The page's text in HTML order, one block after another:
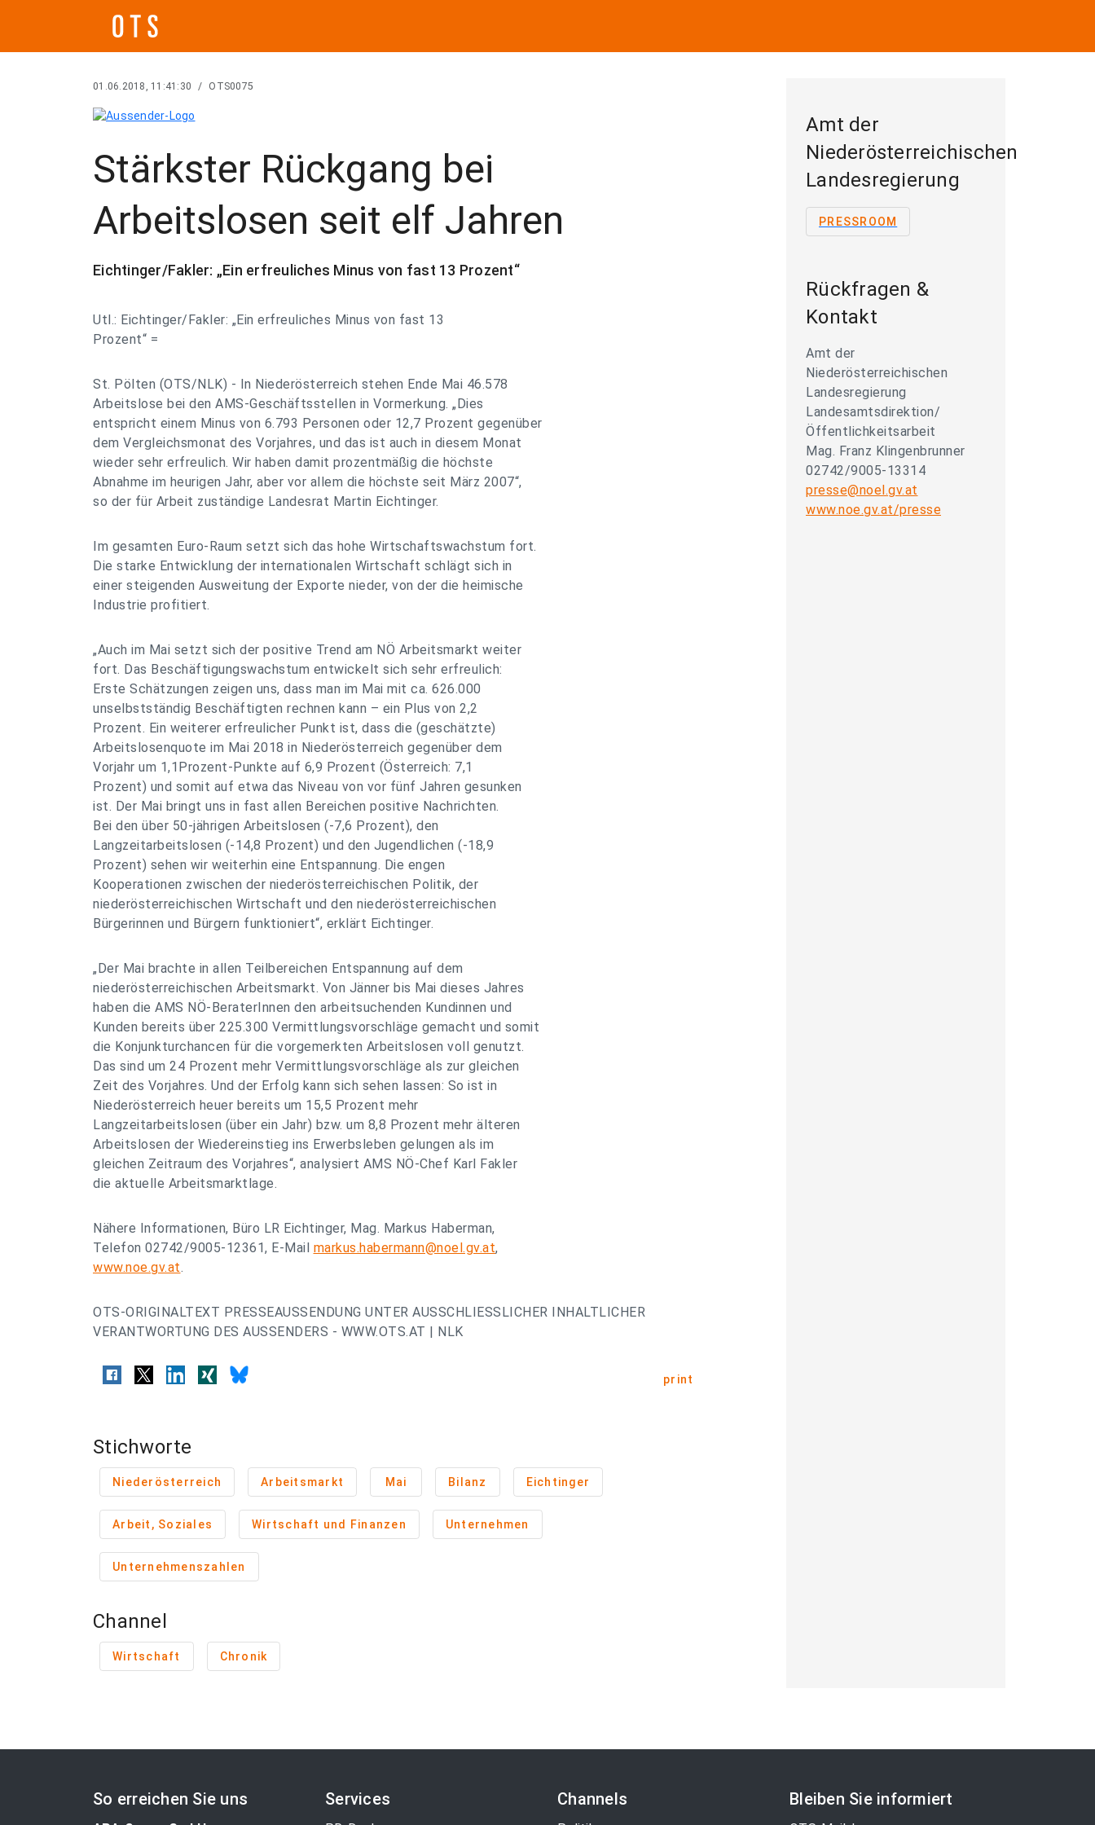
01.06.2018, 11:41:30 / OTS0075
Stärkster Rückgang bei
Arbeitslosen seit elf Jahren
Eichtinger/Fakler: „Ein erfreuliches Minus von fast 13 Prozent“
Utl.: Eichtinger/Fakler: „Ein erfreuliches Minus von fast 13
Prozent“ =
St. Pölten (OTS/NLK) - In Niederösterreich stehen Ende Mai 46.578
Arbeitslose bei den AMS-Geschäftsstellen in Vormerkung. „Dies
entspricht einem Minus von 6.793 Personen oder 12,7 Prozent gegenüber
dem Vergleichsmonat des Vorjahres, und das ist auch in diesem Monat
wieder sehr erfreulich. Wir haben damit prozentmäßig die höchste
Abnahme im heurigen Jahr, aber vor allem die höchste seit März 2007“,
so der für Arbeit zuständige Landesrat Martin Eichtinger.
Im gesamten Euro-Raum setzt sich das hohe Wirtschaftswachstum fort.
Die starke Entwicklung der internationalen Wirtschaft schlägt sich in
einer steigenden Ausweitung der Exporte nieder, von der die heimische
Industrie profitiert.
„Auch im Mai setzt sich der positive Trend am NÖ Arbeitsmarkt weiter
fort. Das Beschäftigungswachstum entwickelt sich sehr erfreulich:
Erste Schätzungen zeigen uns, dass man im Mai mit ca. 626.000
unselbstständig Beschäftigten rechnen kann – ein Plus von 2,2
Prozent. Ein weiterer erfreulicher Punkt ist, dass die (geschätzte)
Arbeitslosenquote im Mai 2018 in Niederösterreich gegenüber dem
Vorjahr um 1,1Prozent-Punkte auf 6,9 Prozent (Österreich: 7,1
Prozent) und somit auf etwa das Niveau von vor fünf Jahren gesunken
ist. Der Mai bringt uns in fast allen Bereichen positive Nachrichten.
Bei den über 50-jährigen Arbeitslosen (-7,6 Prozent), den
Langzeitarbeitslosen (-14,8 Prozent) und den Jugendlichen (-18,9
Prozent) sehen wir weiterhin eine Entspannung. Die engen
Kooperationen zwischen der niederösterreichischen Politik, der
niederösterreichischen Wirtschaft und den niederösterreichischen
Bürgerinnen und Bürgern funktioniert“, erklärt Eichtinger.
„Der Mai brachte in allen Teilbereichen Entspannung auf dem
niederösterreichischen Arbeitsmarkt. Von Jänner bis Mai dieses Jahres
haben die AMS NÖ-BeraterInnen den arbeitsuchenden Kundinnen und
Kunden bereits über 225.300 Vermittlungsvorschläge gemacht und somit
die Konjunkturchancen für die vorgemerkten Arbeitslosen voll genutzt.
Das sind um 24 Prozent mehr Vermittlungsvorschläge als zur gleichen
Zeit des Vorjahres. Und der Erfolg kann sich sehen lassen: So ist in
Niederösterreich heuer bereits um 15,5 Prozent mehr
Langzeitarbeitslosen (über ein Jahr) bzw. um 8,8 Prozent mehr älteren
Arbeitslosen der Wiedereinstieg ins Erwerbsleben gelungen als im
gleichen Zeitraum des Vorjahres“, analysiert AMS NÖ-Chef Karl Fakler
die aktuelle Arbeitsmarktlage.
Nähere Informationen, Büro LR Eichtinger, Mag. Markus Haberman,
Telefon 02742/9005-12361, E-Mail markus.habermann@noel.gv.at,
www.noe.gv.at.
OTS-ORIGINALTEXT PRESSEAUSSENDUNG UNTER AUSSCHLIESSLICHER INHALTLICHER
VERANTWORTUNG DES AUSSENDERS - WWW.OTS.AT | NLK
print
Stichworte
Niederösterreich Arbeitsmarkt Mai Bilanz Eichtinger
Arbeit, Soziales Wirtschaft und Finanzen Unternehmen
Unternehmenszahlen
Channel
Wirtschaft Chronik
Amt der
Niederösterreichischen
Landesregierung
PRESSROOM
Rückfragen &
Kontakt
Amt der
Niederösterreichischen
Landesregierung
Landesamtsdirektion/
Öffentlichkeitsarbeit
Mag. Franz Klingenbrunner
02742/9005-13314
presse@noel.gv.at
www.noe.gv.at/presse
So erreichen Sie uns Services Channels Bleiben Sie informiert